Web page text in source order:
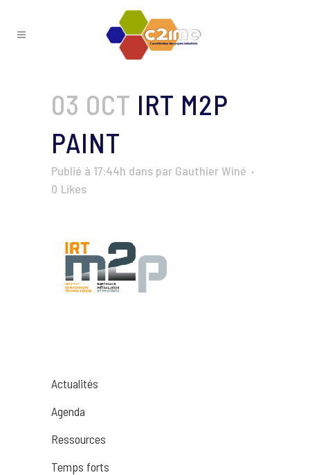
03 OCT IRT M2P
PAINT
Publié à 17:44h dans par Gauthier Winé
0 Likes
Actualités
Agenda
Ressources
Temps forts